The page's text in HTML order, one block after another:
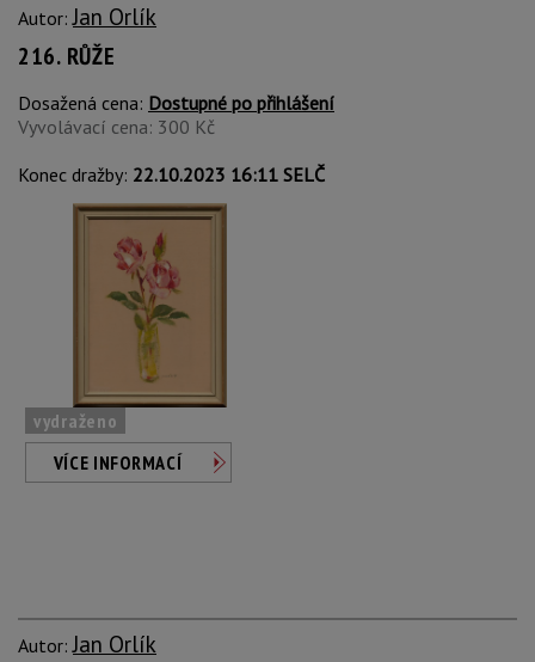
Autor:Jan Orlík
216. RŮŽE
Dosažená cena: Dostupné po přihlášení
Vyvolávací cena: 300 Kč
Konec dražby: 22.10.2023 16:11 SELČ
vydraženo
VÍCE INFORMACÍ
Autor:Jan Orlík